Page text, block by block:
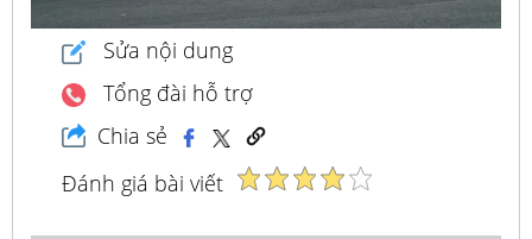
Sửa nội dung
Tổng đài hỗ trợ
Chia sẻ
Đánh giá bài viết